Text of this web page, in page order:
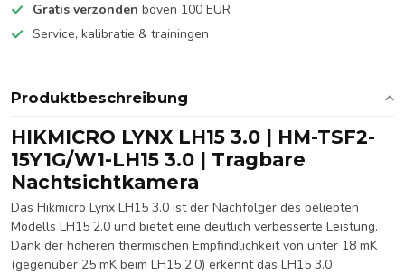
Gratis verzonden boven 100 EUR
Service, kalibratie & trainingen
Produktbeschreibung
HIKMICRO LYNX LH15 3.0 | HM-TSF2-
15Y1G/W1-LH15 3.0 | Tragbare
Nachtsichtkamera
Das Hikmicro Lynx LH15 3.0 ist der Nachfolger des beliebten
Modells LH15 2.0 und bietet eine deutlich verbesserte Leistung.
Dank der höheren thermischen Empfindlichkeit von unter 18 mK
(gegenüber 25 mK beim LH15 2.0) erkennt das LH15 3.0